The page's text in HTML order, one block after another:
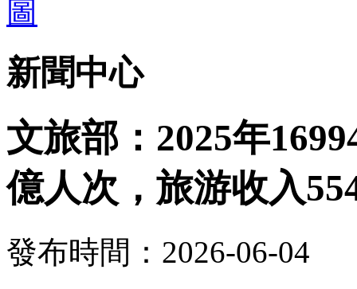
新聞中心
文旅部：2025年
億人次，旅游收入
發布時間：2026-06-04